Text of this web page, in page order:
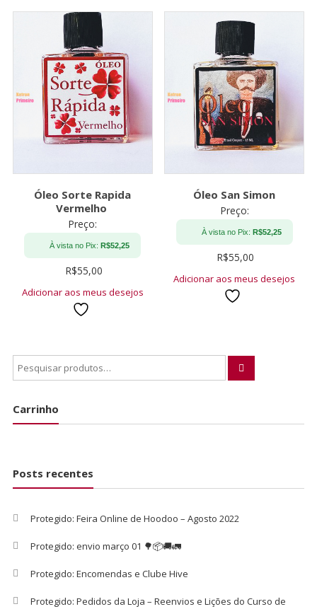
Óleo Sorte Rapida
Vermelho
Preço:
À vista no Pix: R$52,25
R$55,00
Adicionar aos meus desejos
Óleo San Simon
Preço:
À vista no Pix: R$52,25
R$55,00
Adicionar aos meus desejos
Carrinho
Posts recentes
Protegido: Feira Online de Hoodoo – Agosto 2022
Protegido: envio março 01 🌳📦🚚🚛
Protegido: Encomendas e Clube Hive
Protegido: Pedidos da Loja – Reenvios e Lições do Curso de